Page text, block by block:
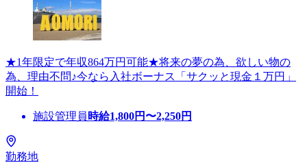
★1年限定で年収864万円可能★将来の夢の為、欲しい物の
為、理由不問♪今なら入社ボーナス「サクッと現金１万円」
開始！
施設管理員 時給1,800円〜2,250円
勤務地